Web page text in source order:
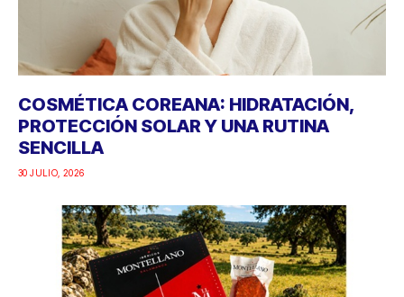
COSMÉTICA COREANA: HIDRATACIÓN,
PROTECCIÓN SOLAR Y UNA RUTINA
SENCILLA
30 JULIO, 2026